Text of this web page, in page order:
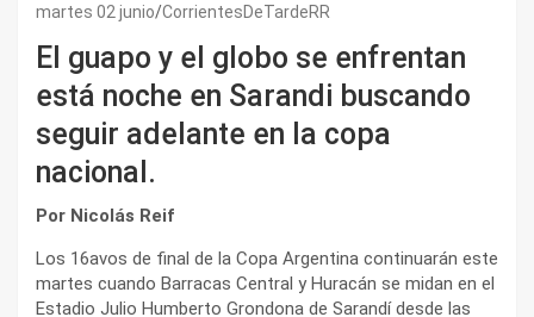
martes 02 junio CorrientesDeTardeRR
El guapo y el globo se enfrentan
está noche en Sarandi buscando
seguir adelante en la copa
nacional.
Por Nicolás Reif
Los 16avos de final de la Copa Argentina continuarán este
martes cuando Barracas Central y Huracán se midan en el
Estadio Julio Humberto Grondona de Sarandí desde las